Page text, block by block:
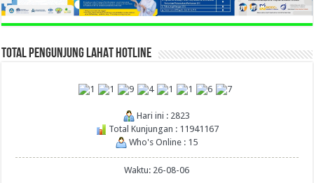
TOTAL PENGUNJUNG LAHAT HOTLINE
Hari ini : 2823
Total Kunjungan : 11941167
Who's Online : 15
Waktu: 26-08-06